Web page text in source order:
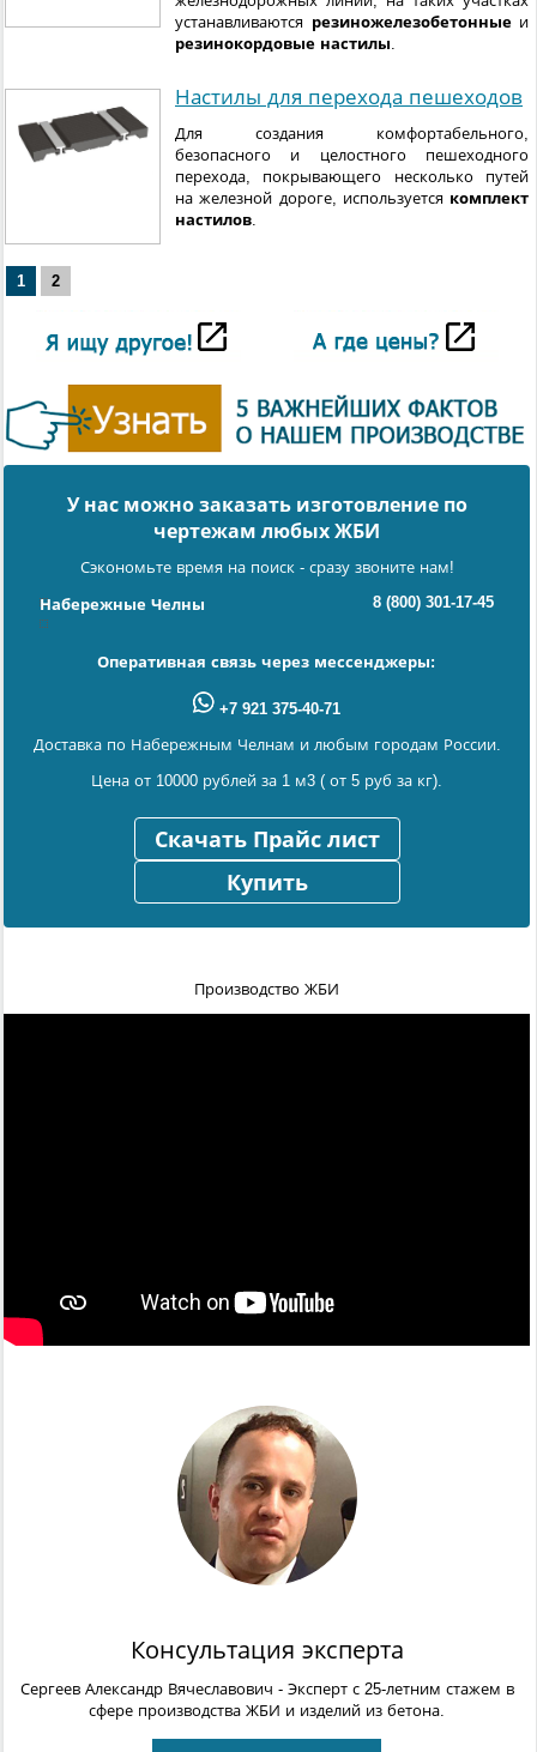
устанавливаются резиножелезобетонныеи
резинокордовые настилы
Настилы для перехода пешеходов
Для создания комфортабельного,
безопасного и целостного пешеходного
перехода, покрывающего несколько путей
на железной дороге, используется комплект
настилов
1 2
У нас можно заказать изготовление по
чертежам любых ЖБИ
Сэкономьте время на поиск - сразу звоните нам!
Набережные Челны 8 (800) 301-17-45
Оперативная связь через мессенджеры:
+7 921 375-40-71
Доставка по Набережным Челнам и любым городам России.
Цена от 10000 рублей за 1 м3 ( от 5 руб за кг).
Скачать Прайс лист
Купить
Производство ЖБИ
Консультация эксперта
Сергеев Александр Вячеславович - Эксперт с 25-летним стажем в
сфере производства ЖБИ и изделий из бетона.